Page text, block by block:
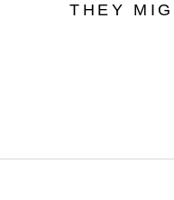
THEY